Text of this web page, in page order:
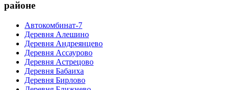
районе
Автокомбинат-7
Деревня Алешино
Деревня Андреянцево
Деревня Ассаурово
Деревня Астрецово
Деревня Бабаиха
Деревня Бирлово